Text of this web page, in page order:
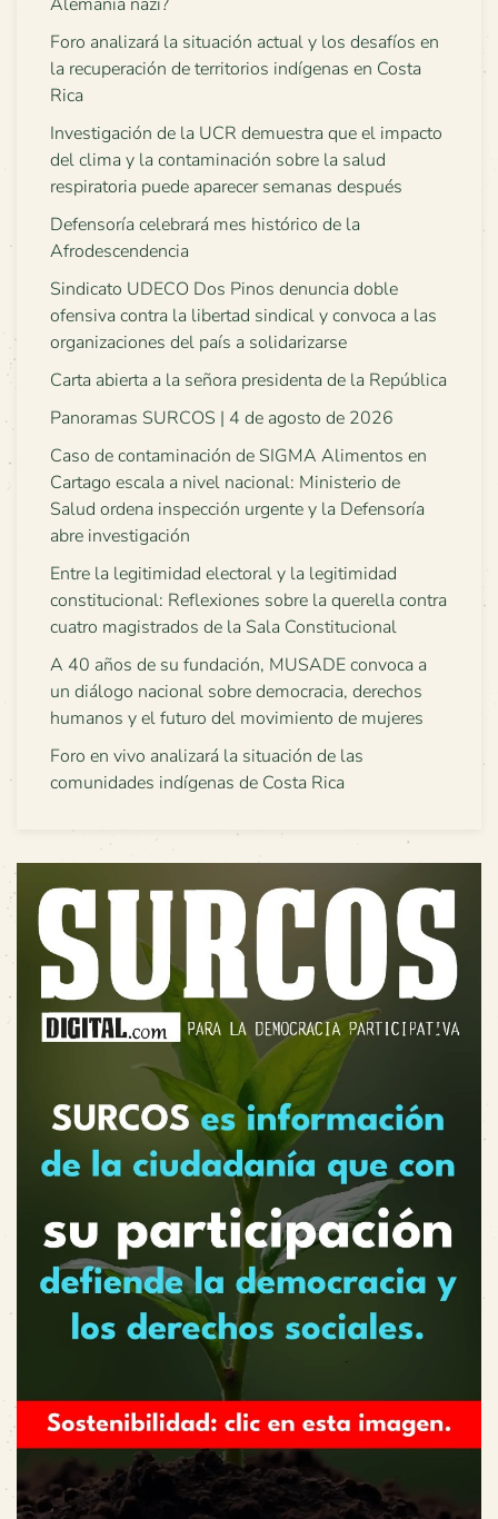
Foro analizará la situación actual y los desafíos en
la recuperación de territorios indígenas en Costa
Rica
Investigación de la UCR demuestra que el impacto
del clima y la contaminación sobre la salud
respiratoria puede aparecer semanas después
Defensoría celebrará mes histórico de la
Afrodescendencia
Sindicato UDECO Dos Pinos denuncia doble
ofensiva contra la libertad sindical y convoca a las
organizaciones del país a solidarizarse
Carta abierta a la señora presidenta de la República
Panoramas SURCOS | 4 de agosto de 2026
Caso de contaminación de SIGMA Alimentos en
Cartago escala a nivel nacional: Ministerio de
Salud ordena inspección urgente y la Defensoría
abre investigación
Entre la legitimidad electoral y la legitimidad
constitucional: Reflexiones sobre la querella contra
cuatro magistrados de la Sala Constitucional
A 40 años de su fundación, MUSADE convoca a
un diálogo nacional sobre democracia, derechos
humanos y el futuro del movimiento de mujeres
Foro en vivo analizará la situación de las
comunidades indígenas de Costa Rica